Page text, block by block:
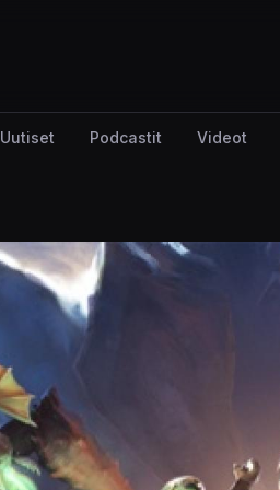
Uutiset Podcastit Videot